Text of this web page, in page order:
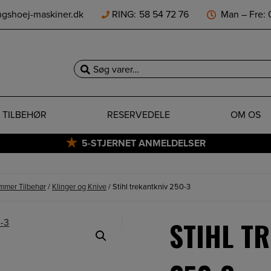
maskiner.dk RING: 58 54 72 76 Man – Fre:
Søg
TILBEHØR RESERVEDELE OM OS
5-STJERNET ANMELDELSER
Tilbehør/ Klinger og Knive/ Stihl trekantkniv 250-3
STIHL